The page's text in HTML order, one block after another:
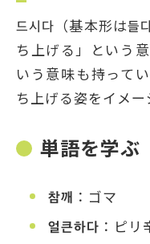
드시다（基本形は
ち上げる」という
いう意味も持って
ち上げる姿をイメー
単語を学ぶ
참깨 ：ゴマ
얼큰하다 ：ピリ